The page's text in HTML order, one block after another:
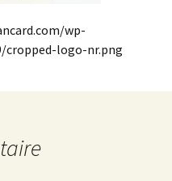
wp-
logo-nr.png